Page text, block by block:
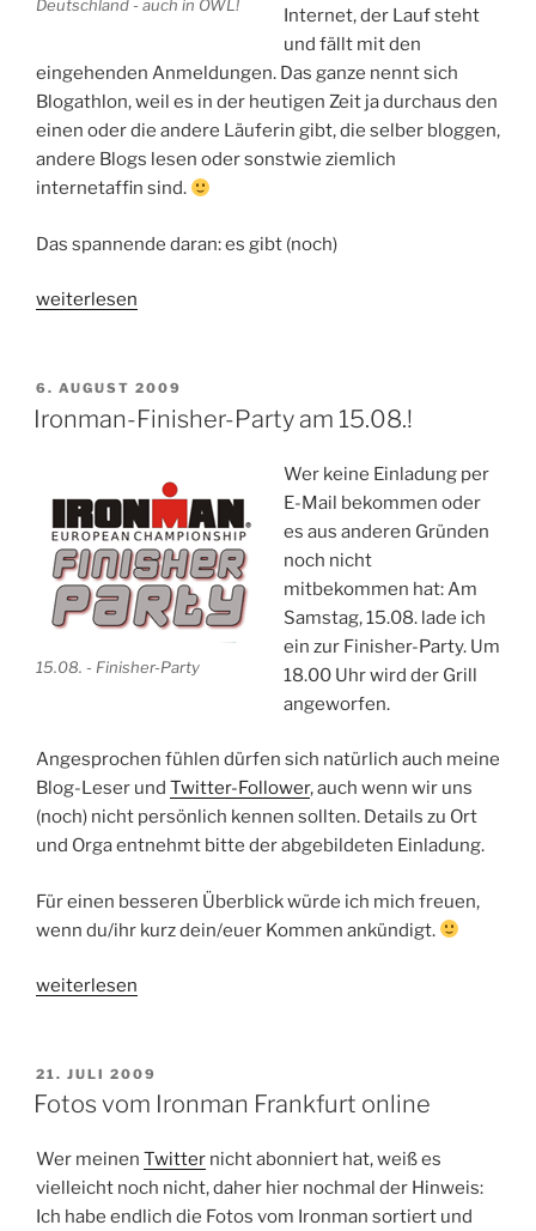
Deutschland - auch in OWL!
Internet, der Lauf steht
und fällt mit den
eingehenden Anmeldungen. Das ganze nennt sich
Blogathlon, weil es in der heutigen Zeit ja durchaus den
einen oder die andere Läuferin gibt, die selber bloggen,
andere Blogs lesen oder sonstwie ziemlich
internetaffin sind.
Das spannende daran: es gibt (noch)
„Mitmachen
–
Laufstaffel
Deutschland“
weiterlesen
VERÖFFENTLICHT
AM
6. AUGUST 2009
Ironman-Finisher-Party am 15.08.!
15.08. - Finisher-Party
Wer keine Einladung per
E-Mail bekommen oder
es aus anderen Gründen
noch nicht
mitbekommen hat: Am
Samstag, 15.08. lade ich
ein zur Finisher-Party. Um
18.00 Uhr wird der Grill
angeworfen.
Angesprochen fühlen dürfen sich natürlich auch meine
Blog-Leser und Twitter-Follower, auch wenn wir uns
(noch) nicht persönlich kennen sollten. Details zu Ort
und Orga entnehmt bitte der abgebildeten Einladung.
Für einen besseren Überblick würde ich mich freuen,
wenn du/ihr kurz dein/euer Kommen ankündigt.
„Ironman-
am
15.08.!“
weiterlesen
VERÖFFENTLICHT
AM
21. JULI 2009
Fotos vom Ironman Frankfurt online
Wer meinen Twitter nicht abonniert hat, weiß es
vielleicht noch nicht, daher hier nochmal der Hinweis:
Ich habe endlich die Fotos vom Ironman sortiert und